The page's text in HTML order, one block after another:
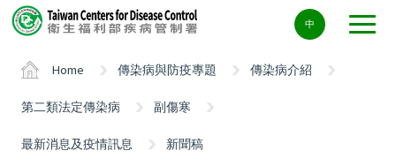
Center
block
中
Home 傳染病與防疫專題 傳染病介紹
第二類法定傳染病 副傷寒
最新消息及疫情訊息 新聞稿